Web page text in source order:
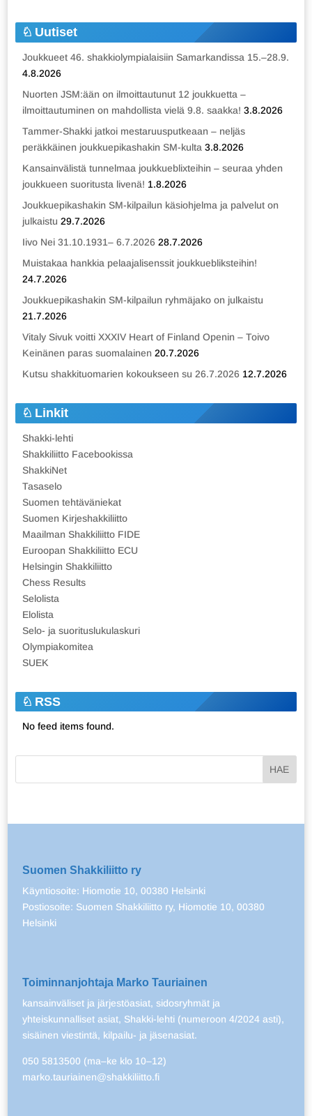
Uutiset
Joukkueet 46. shakkiolympialaisiin Samarkandissa 15.–28.9.
4.8.2026
Nuorten JSM:ään on ilmoittautunut 12 joukkuetta –
ilmoittautuminen on mahdollista vielä 9.8. saakka! 3.8.2026
Tammer-Shakki jatkoi mestaruusputkeaan – neljäs
peräkkäinen joukkuepikashakin SM-kulta 3.8.2026
Kansainvälistä tunnelmaa joukkueblixteihin – seuraa yhden
joukkueen suoritusta livenä! 1.8.2026
Joukkuepikashakin SM-kilpailun käsiohjelma ja palvelut on
julkaistu 29.7.2026
Iivo Nei 31.10.1931– 6.7.2026 28.7.2026
Muistakaa hankkia pelaajalisenssit joukkuebliksteihin!
24.7.2026
Joukkuepikashakin SM-kilpailun ryhmäjako on julkaistu
21.7.2026
Vitaly Sivuk voitti XXXIV Heart of Finland Openin – Toivo
Keinänen paras suomalainen 20.7.2026
Kutsu shakkituomarien kokoukseen su 26.7.2026 12.7.2026
Linkit
Shakki-lehti
Shakkiliitto Facebookissa
ShakkiNet
Tasaselo
Suomen tehtäväniekat
Suomen Kirjeshakkiliitto
Maailman Shakkiliitto FIDE
Euroopan Shakkiliitto ECU
Helsingin Shakkiliitto
Chess Results
Selolista
Elolista
Selo- ja suorituslukulaskuri
Olympiakomitea
SUEK
RSS
No feed items found.
Suomen Shakkiliitto ry
Käyntiosoite: Hiomotie 10, 00380 Helsinki
Postiosoite: Suomen Shakkiliitto ry, Hiomotie 10, 00380
Helsinki
Toiminnanjohtaja Marko Tauriainen
kansainväliset ja järjestöasiat, sidosryhmät ja
yhteiskunnalliset asiat, Shakki-lehti (numeroon 4/2024 asti),
sisäinen viestintä, kilpailu- ja jäsenasiat.
050 5813500 (ma–ke klo 10–12)
marko.tauriainen@shakkiliitto.fi